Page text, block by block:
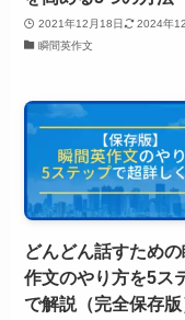
2021年12月18日
2024年
瞬間英作文
どんどん話すため
作文のやり方を5ス
で解説（完全保存版